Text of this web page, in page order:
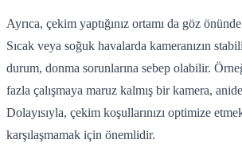
Ayrıca, çekim yaptığınız ortamı da göz
Sıcak veya soğuk havalarda kameranızın
durum, donma sorunlarına sebep olabilir.
fazla çalışmaya maruz kalmış bir kamera,
Dolayısıyla, çekim koşullarınızı optimize
karşılaşmamak için önemlidir.